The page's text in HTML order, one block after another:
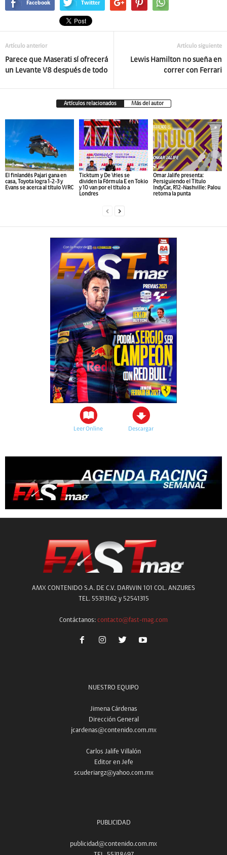
Facebook Twitter
Artículo anterior
Parece que Maserati sí ofrecerá
un Levante V8 después de todo
Artículo siguiente
Lewis Hamilton no sueña en
correr con Ferrari
Artículos relacionados Más del autor
El finlandés Pajari gana en
casa, Toyota logra 1-2-3 y
Evans se acerca al título WRC
Ticktum y De Vries se
dividen la Fórmula E en Tokio
y 10 van por el título a
Londres
Omar Jalife presenta:
Persiguiendo el Título
IndyCar, R12-Nashville: Palou
retoma la punta
Leer Online Descargar
AMX CONTENIDO S.A. DE C.V. DARWIN 101 COL. ANZURES
TEL. 55313162 y 52541315
Contáctanos: contacto@fast-mag.com
NUESTRO EQUIPO
Jimena Cárdenas
Dirección General
jcardenas@contenido.com.mx
Carlos Jalife Villalón
Editor en Jefe
scuderiargz@yahoo.com.mx
PUBLICIDAD
publicidad@contenido.com.mx